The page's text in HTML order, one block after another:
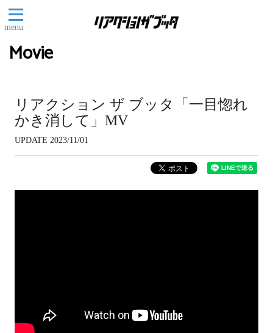
menu
Movie
リアクション ザ ブッタ「一目惚れ
かき消して」MV
UPDATE 2023/11/01